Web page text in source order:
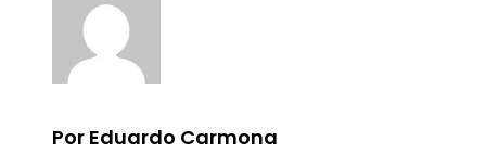
Por Eduardo Carmona